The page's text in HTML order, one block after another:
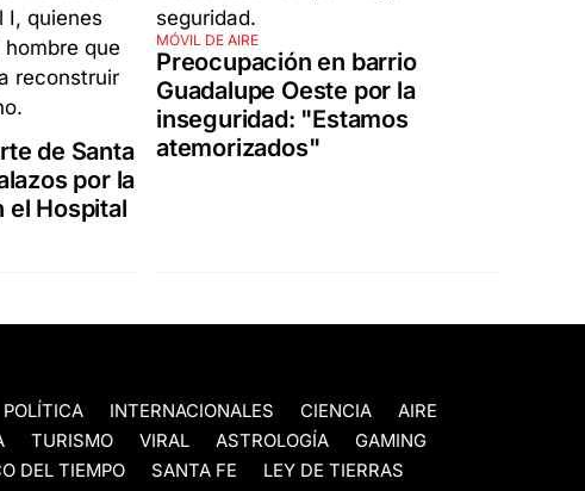
de Santa
por la
el Hospital
MÓVIL DE AIRE
Preocupación en barrio
Guadalupe Oeste por la
inseguridad: "Estamos
atemorizados"
POLÍTICA INTERNACIONALES CIENCIA
AIRE
TURISMO VIRAL ASTROLOGÍA
GAMING
DEL TIEMPO SANTA FE
LEY DE TIERRAS